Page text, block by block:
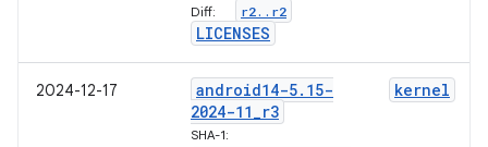
Diff: r2. . r2
LICENSES
2024-12-17 android14-5. 15-
2024-11_r3
SHA-1:
kernel